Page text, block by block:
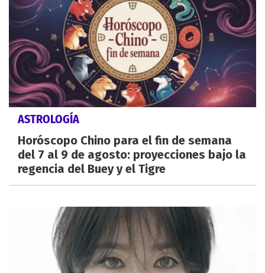
ASTROLOGÍA
Horóscopo Chino para el fin de semana
del 7 al 9 de agosto: proyecciones bajo la
regencia del Buey y el Tigre